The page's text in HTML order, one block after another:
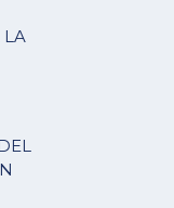
LA